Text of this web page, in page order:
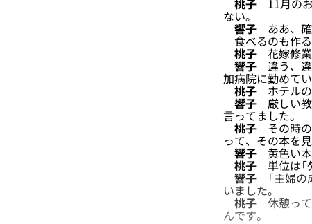
ない。
響子 ああ、
食べるのも作
桃子 花嫁修
響子 違う、
加病院に勤めて
桃子 ホテル
響子 厳しい
言ってました。
桃子 その時
って、その本を
響子 黄色い本
桃子 単位は「
響子 「主婦
いました。
桃子 休憩っ
んです。